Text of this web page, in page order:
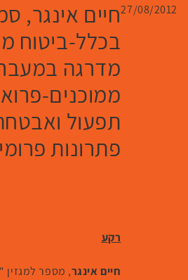
27/08/2012חיים אינגר,
בכלל-ביטוח
מדרגה
ממוכנים-
תפעול
פתרונות
רקע
חיים אינגר, מספר למגזין